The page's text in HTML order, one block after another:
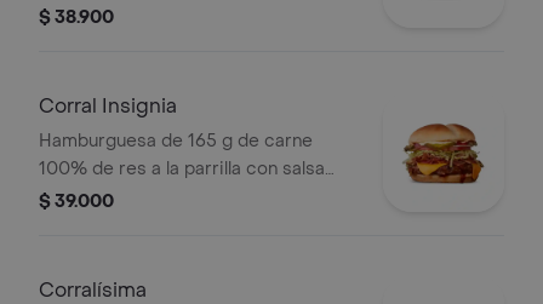
bbq, tocineta, una tajada de queso
$ 38.900
Corral Insignia
Hamburguesa de 165 g de carne
100% de res a la parrilla con salsa
BBQ, tocineta, queso americano,
mostaza en pan papa
$ 39.000
Corralísima